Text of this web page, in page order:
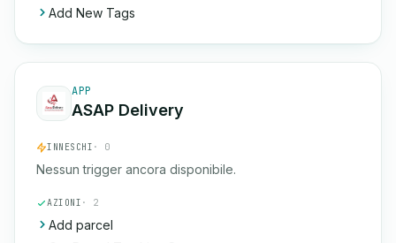
Add New Tags
APP
ASAP Delivery
INNESCHI · 0
Nessun trigger ancora disponibile.
AZIONI · 2
Add parcel